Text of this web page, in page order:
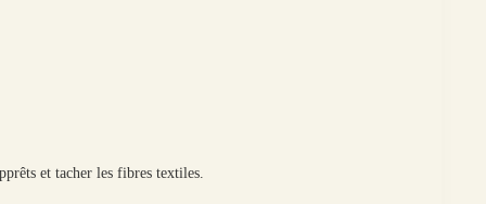
et tacher les fibres textiles.